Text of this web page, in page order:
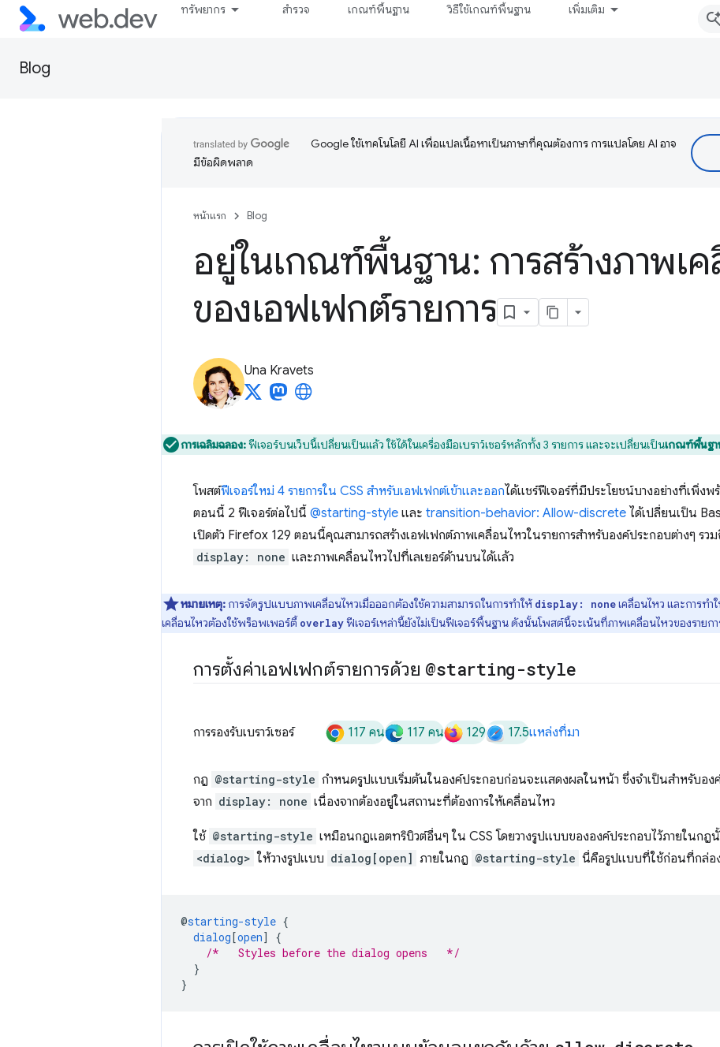
ทรัพยากร สำรวจ เกณฑ์พื้นฐาน วิธีใช้เกณฑ์พื้นฐาน เพิ่มเติม
Blog
Google ใช้เทคโนโลยี AI เพื่อแปลเนื้อหาเป็นภาษาที่คุณต้องการ การแปลโดย AI อาจ
มีข้อผิดพลาด
หน้าแรก Blog
อยู่ในเกณฑ์พื้นฐาน: การสร้างภาพเ
ของเอฟเฟกต์รายการ
Una Kravets
การเฉลิมฉลอง:ฟีเจอร์บนเว็บนี้เปลี่ยนเป็นแล้ว ใช้ได้ในเครื่องมือเบราว์เซอร์หลักทั้ง 3 รายการ และจะเปลี่ยนเป็นเกณฑ์พื้นฐา
โพสต์ฟีเจอร์ใหม่ 4 รายการใน CSS สำหรับเอฟเฟกต์เข้าและออกได้แชร์ฟีเจอร์ที่มีประโยชน์บางอย่างที่เพิ่ง
ตอนนี้ 2 ฟีเจอร์ต่อไปนี้ @starting-style และ transition-behavior: Allow-discrete ได้เปลี่ยนเป็น
เปิดตัว Firefox 129 ตอนนี้คุณสามารถสร้างเอฟเฟกต์ภาพเคลื่อนไหวในรายการสำหรับองค์ประกอบต่างๆ รว
display: none และภาพเคลื่อนไหวไปที่เลเยอร์ด้านบนได้แล้ว
หมายเหตุ: การจัดรูปแบบภาพเคลื่อนไหวเมื่อออกต้องใช้ความสามารถในการทำให้ display: noneเคลื่อนไหว และการท
เคลื่อนไหวต้องใช้พร็อพเพอร์ตี้ overlayฟีเจอร์เหล่านี้ยังไม่เป็นฟีเจอร์พื้นฐาน ดังนั้นโพสต์นี้จะเน้นที่ภาพเคลื่อนไหวของรายกา
การตั้งค่าเอฟเฟกต์รายการด้วย @starting-style
การรองรับเบราว์เซอร์ 117 คน 117 คน 129 17.5แหล่งที่มา
กฎ @starting-style กำหนดรูปแบบเริ่มต้นในองค์ประกอบก่อนจะแสดงผลในหน้า ซึ่งจำเป็นสำหรับอง
จาก display: none เนื่องจากต้องอยู่ในสถานะที่ต้องการให้เคลื่อนไหว
ใช้ @starting-style เหมือนกฎแอตทริบิวต์อื่นๆ ใน CSS โดยวางรูปแบบขององค์ประกอบไว้ภายในกฎ
<dialog> ให้วางรูปแบบ dialog[open] ภายในกฎ @starting-style นี่คือรูปแบบที่ใช้ก่อนที่กล่อ
@starting-style {
dialog[open]
{
/*   Styles before the dialog opens   */
}
}